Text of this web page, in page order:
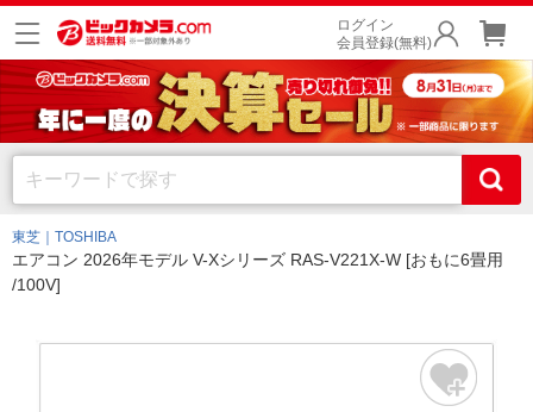
ログイン
会員登録(無料)
東芝｜TOSHIBA
エアコン 2026年モデル V-Xシリーズ RAS-V221X-W [おもに6畳用
/100V]